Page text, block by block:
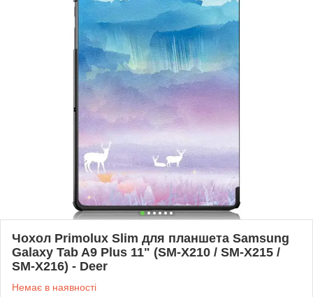
Чохол Primolux Slim для планшета Samsung
Galaxy Tab A9 Plus 11" (SM-X210 / SM-X215 /
SM-X216) - Deer
Немає в наявності